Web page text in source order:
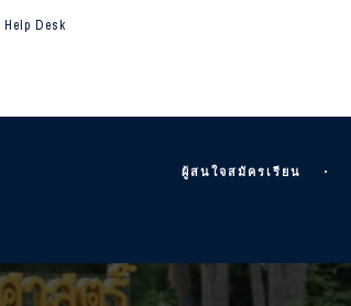
Help Desk
ผู้สนใจสมัครเรียน